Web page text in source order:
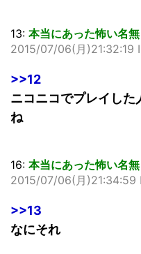
13: 本当にあった怖い名無
2015/07/06(月)21:32:19
>>12
ニコニコでプレイした
ね
16: 本当にあった怖い名無
2015/07/06(月)21:34:59
>>13
なにそれ